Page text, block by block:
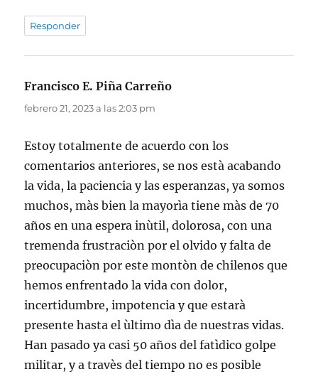
Responder
Francisco E. Piña Carreño
febrero 21, 2023 a las 2:03 pm
Estoy totalmente de acuerdo con los
comentarios anteriores, se nos està acabando
la vida, la paciencia y las esperanzas, ya somos
muchos, màs bien la mayorìa tiene màs de 70
años en una espera inùtil, dolorosa, con una
tremenda frustraciòn por el olvido y falta de
preocupaciòn por este montòn de chilenos que
hemos enfrentado la vida con dolor,
incertidumbre, impotencia y que estarà
presente hasta el ùltimo dìa de nuestras vidas.
Han pasado ya casi 50 años del fatìdico golpe
militar, y a travès del tiempo no es posible